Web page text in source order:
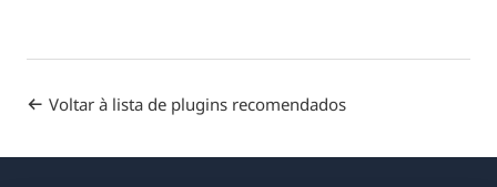
Voltar à lista de plugins recomendados